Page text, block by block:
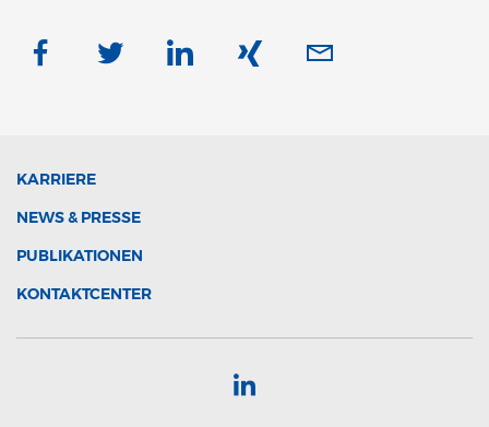
KARRIERE
NEWS & PRESSE
PUBLIKATIONEN
KONTAKTCENTER